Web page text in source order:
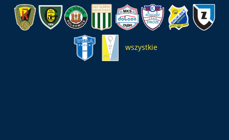
wszystkie